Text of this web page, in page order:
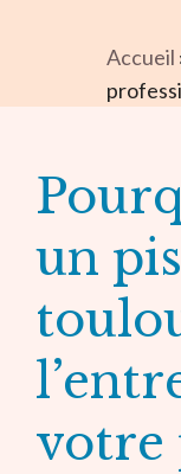
Accueil
un
votre